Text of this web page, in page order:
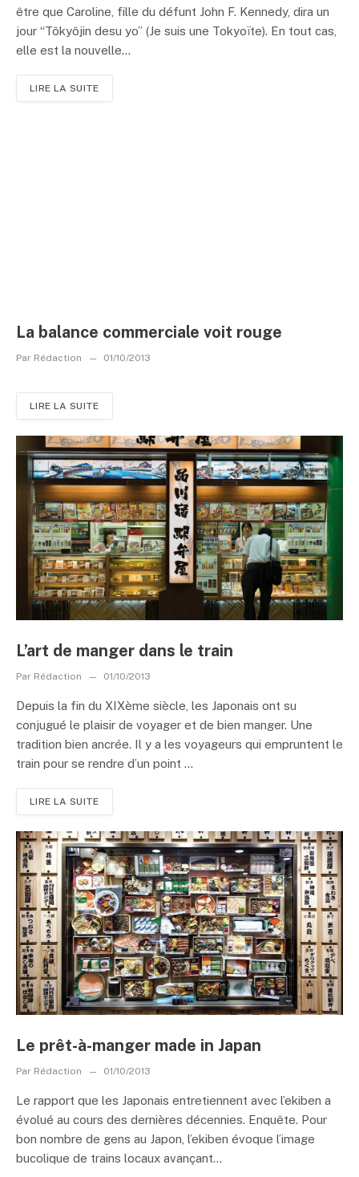
être que Caroline, fille du défunt John F. Kennedy, dira un
jour “Tôkyôjin desu yo” (Je suis une Tokyoïte). En tout cas,
elle est la nouvelle...
LIRE LA SUITE
La balance commerciale voit rouge
Par Rédaction 01/10/2013
LIRE LA SUITE
L’art de manger dans le train
Par Rédaction 01/10/2013
Depuis la fin du XIXème siècle, les Japonais ont su
conjugué le plaisir de voyager et de bien manger. Une
tradition bien ancrée. Il y a les voyageurs qui empruntent le
train pour se rendre d’un point ...
LIRE LA SUITE
Le prêt-à-manger made in Japan
Par Rédaction 01/10/2013
Le rapport que les Japonais entretiennent avec l’ekiben a
évolué au cours des dernières décennies. Enquête. Pour
bon nombre de gens au Japon, l’ekiben évoque l’image
bucolique de trains locaux avançant...